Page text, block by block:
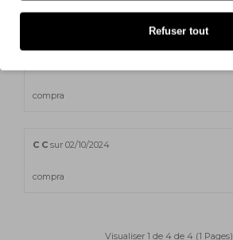
Recomendo
compra
C C sur 02/10/2024
compra
Visualiser 1 de 4 de 4 (1 Pages)
Refuser tout